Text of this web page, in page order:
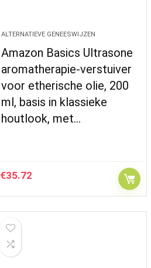
ALTERNATIEVE GENEESWIJZEN
Amazon Basics Ultrasone
aromatherapie-verstuiver
voor etherische olie, 200
ml, basis in klassieke
houtlook, met…
€35.72